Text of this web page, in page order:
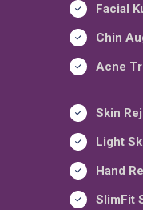
Facial
Chin
Acne
Skin
Light
Hand
SlimFit